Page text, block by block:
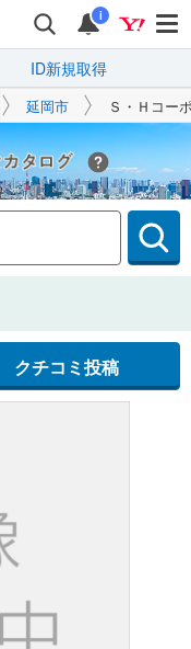
i
ID新規取得
延岡市 Ｓ・Ｈコー
Yahoo!不動産
クチコミ投稿